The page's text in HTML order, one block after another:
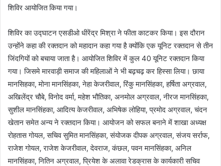
शिविर आयोजित किया गया।
शिविर का उद्घाटन एसडीओ धीरेंद्र मिश्रा ने फीता काटकर किया। इस दौरान
उन्होंने कहा की रक्तदान को महादान कहा गया है क्योंकि एक यूनिट रक्तदान से तीन
जिंदगियों को बचाया जाता है। आयोजित शिविर में कुल 40 यूनिट रक्तदान किया
गया। जिसमे मारवाड़ी समाज की महिलाओं ने भी बढ़चढ़ कर हिस्सा लिया। छाया
मानसिहका, मोना मानसिंहका, नेहा केजरीवाल, रिंकु मानसिंहका, हर्षिता अग्रवाल,
अखिलेंद्र चौबे, विनोद वर्मा, महेश भौतिका, अनमोल अग्रवाल, नीरज मानसिंहका,
सुशील मानसिंहका, आदित्य केजरीवाल, अभिषेक लोहिया, प्रमोद अग्रवाल, चंदन
खेतान समेत अन्य ने रक्तदान किया। आयोजन को सफल बनाने में शाखा अध्यक्ष
रोहतास गोयल, सचिव सुमित मानसिंहका, संयोजक दीपक अग्रवाल, संजय सर्राफ,
राजेश गोयल, राजेश केजरीवाल, देवराज, कंछल, पवन मानसिंहका, अनिल
मानसिंहका, नितिन अग्रवाल, प्रियेश के अलावा रेडक्रास के कार्यकारी सचिव